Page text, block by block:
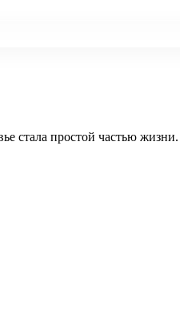
стала простой частью жизни.